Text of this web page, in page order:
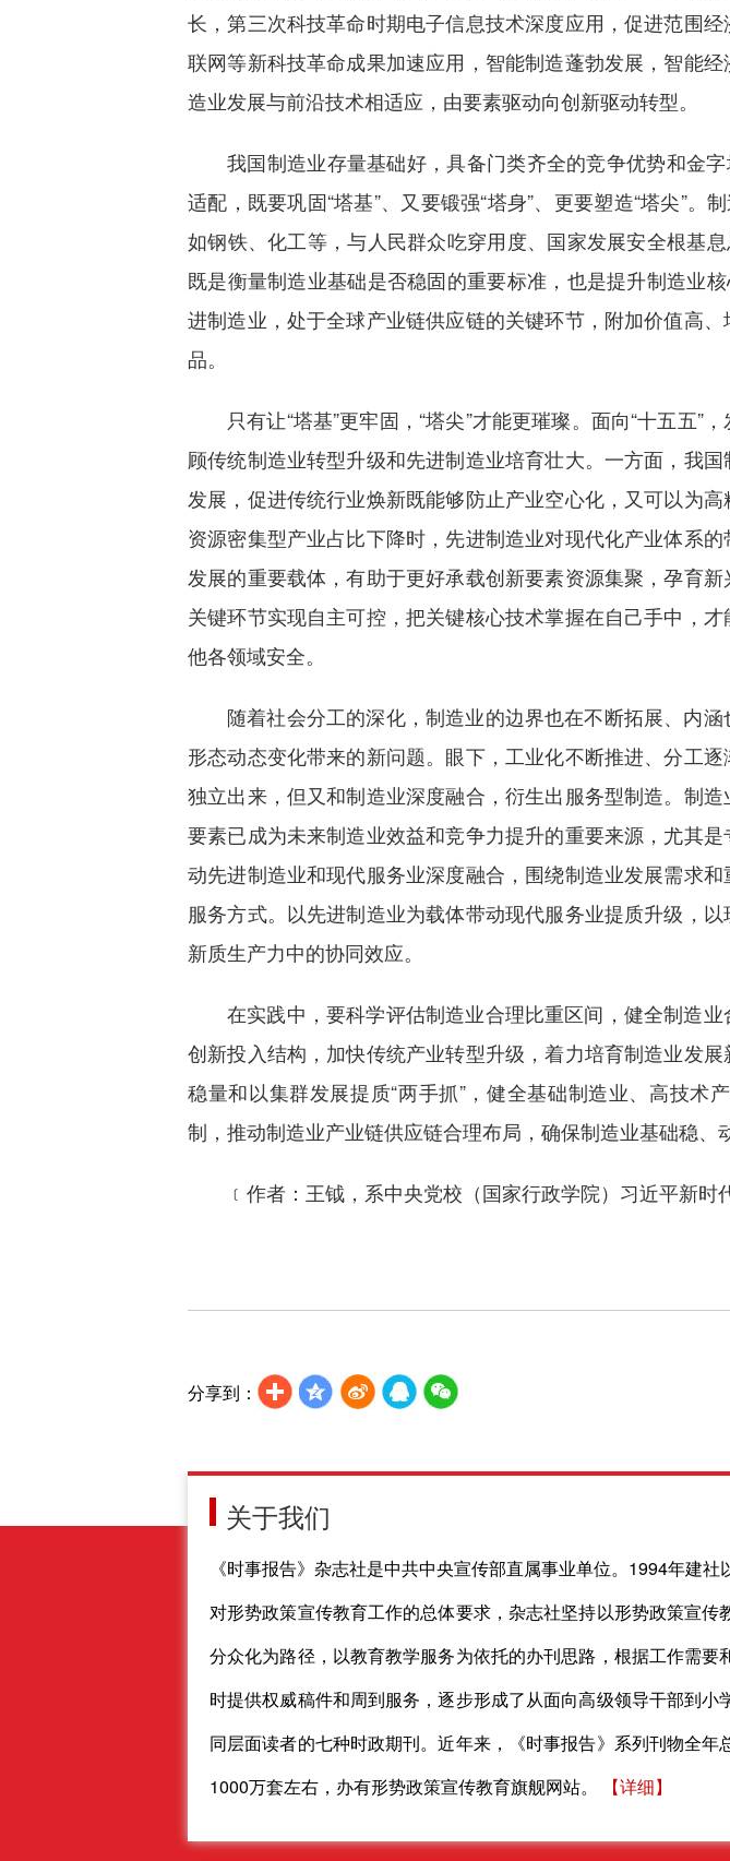
长，第三次科技革命时期电子信息技术深度应用，促进范围
联网等新科技革命成果加速应用，智能制造蓬勃发展，智能
造业发展与前沿技术相适应，由要素驱动向创新驱动转型。
我国制造业存量基础好，具备门类齐全的竞争优势和金
适配，既要巩固“塔基”、又要锻强“塔身”、更要塑造“塔尖”。
如钢铁、化工等，与人民群众吃穿用度、国家发展安全根基
既是衡量制造业基础是否稳固的重要标准，也是提升制造业
进制造业，处于全球产业链供应链的关键环节，附加价值高
品。
只有让“塔基”更牢固，“塔尖”才能更璀璨。面向“十五五
顾传统制造业转型升级和先进制造业培育壮大。一方面，我
发展，促进传统行业焕新既能够防止产业空心化，又可以为
资源密集型产业占比下降时，先进制造业对现代化产业体系
发展的重要载体，有助于更好承载创新要素资源集聚，孕育
关键环节实现自主可控，把关键核心技术掌握在自己手中，
他各领域安全。
随着社会分工的深化，制造业的边界也在不断拓展、内
形态动态变化带来的新问题。眼下，工业化不断推进、分工
独立出来，但又和制造业深度融合，衍生出服务型制造。制
要素已成为未来制造业效益和竞争力提升的重要来源，尤其
动先进制造业和现代服务业深度融合，围绕制造业发展需求
服务方式。以先进制造业为载体带动现代服务业提质升级，
新质生产力中的协同效应。
在实践中，要科学评估制造业合理比重区间，健全制造
创新投入结构，加快传统产业转型升级，着力培育制造业发
稳量和以集群发展提质“两手抓”，健全基础制造业、高技
制，推动制造业产业链供应链合理布局，确保制造业基础稳、
﹝作者 ：王钺， 系中央党校（国家行政学院）习近平新时
分享到：
关于我们
《时事报告》杂志社是中共中央宣传部直属事业单位。1994年建社
对形势政策宣传教育工作的总体要求，杂志社坚持以形势政策宣传
分众化为路径，以教育教学服务为依托的办刊思路，根据工作需要
时提供权威稿件和周到服务，逐步形成了从面向高级领导干部到小
同层面读者的七种时政期刊。近年来，《时事报告》系列刊物全年
1000万套左右，办有形势政策宣传教育旗舰网站。
【详细】